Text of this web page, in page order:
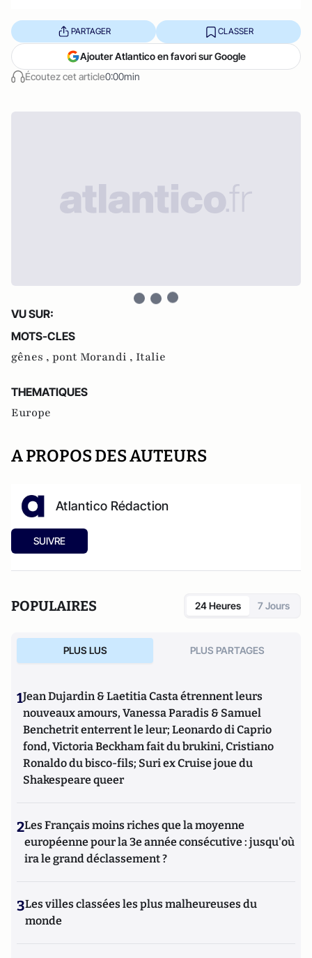
Écoutez cet article0:00min
PARTAGER CLASSER
Ajouter Atlantico en favori sur Google
VU SUR:
MOTS-CLES
gênes , pont Morandi , Italie
THEMATIQUES
Europe
A PROPOS DES AUTEURS
Atlantico Rédaction
SUIVRE
POPULAIRES 24 Heures 7 Jours
PLUS LUS PLUS PARTAGES
1Jean Dujardin & Laetitia Casta étrennent leurs
nouveaux amours, Vanessa Paradis & Samuel
Benchetrit enterrent le leur; Leonardo di Caprio
fond, Victoria Beckham fait du brukini, Cristiano
Ronaldo du bisco-fils; Suri ex Cruise joue du
Shakespeare queer
2Les Français moins riches que la moyenne
européenne pour la 3e année consécutive : jusqu'où
ira le grand déclassement ?
3Les villes classées les plus malheureuses du
monde